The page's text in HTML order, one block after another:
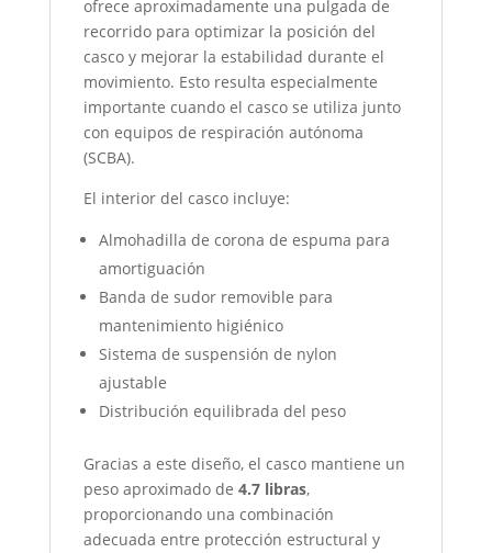
ofrece aproximadamente una pulgada de
recorrido para optimizar la posición del
casco y mejorar la estabilidad durante el
movimiento. Esto resulta especialmente
importante cuando el casco se utiliza junto
con equipos de respiración autónoma
(SCBA).
El interior del casco incluye:
Almohadilla de corona de espuma para
amortiguación
Banda de sudor removible para
mantenimiento higiénico
Sistema de suspensión de nylon
ajustable
Distribución equilibrada del peso
Gracias a este diseño, el casco mantiene un
peso aproximado de 4.7 libras,
proporcionando una combinación
adecuada entre protección estructural y